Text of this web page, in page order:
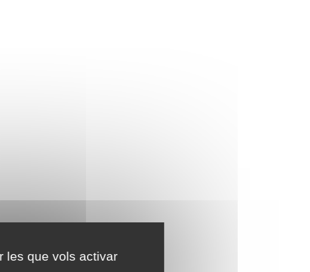
les que vols activar